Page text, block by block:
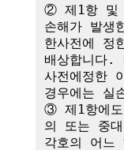
② 제1항 및
손해가 발
한사전에 정
배상합니다.
사전에정한
경우에는 실
③ 제1항에
의 또는 중
각호의 어느